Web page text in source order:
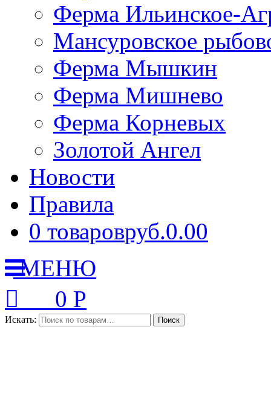
Ферма Ильинское-
Мансуровское
Ферма Мышкин
Ферма Мишнево
Ферма Корневых
Золотой Ангел
Новости
Правила
0 товаровруб.0.00
МЕНЮ
0 Р
Искать: